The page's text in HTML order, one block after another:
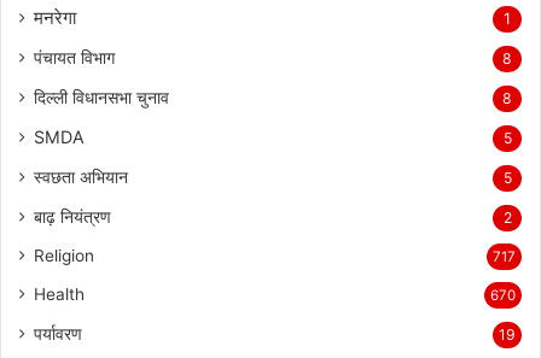
मनरेगा 1
पंचायत विभाग 8
दिल्ली विधानसभा चुनाव 8
SMDA 5
स्वछता अभियान 5
बाढ़ नियंत्रण 2
Religion 717
Health 670
पर्यावरण 19